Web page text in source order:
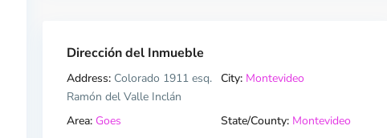
Dirección del Inmueble
Address: Colorado 1911 esq.
Ramón del Valle Inclán
City: Montevideo
Area: Goes State/County: Montevideo